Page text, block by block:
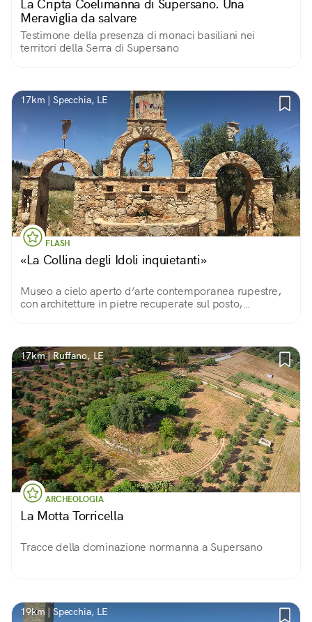
La Cripta Coelimanna di Supersano. Una
Meraviglia da salvare
Testimone della presenza di monaci basiliani nei
territori della Serra di Supersano
17km | Specchia, LE
FLASH
«La Collina degli Idoli inquietanti»
Museo a cielo aperto d’arte contemporanea rupestre,
con architetture in pietre recuperate sul posto,
17km | Ruffano, LE
ARCHEOLOGIA
La Motta Torricella
Tracce della dominazione normanna a Supersano
19km | Specchia, LE